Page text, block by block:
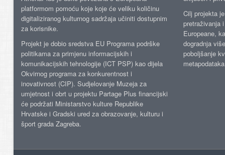
platformom pomoću koje koje će veliku količinu
digitaliziranog kulturnog sadržaja učiniti dostupnim
za korisnike.
Projekt je dobio sredstva EU Programa podrške
politikama za primjenu informacijskih i
komunikacijskih tehnologije (ICT PSP) kao dijela
Okvirnog programa za konkurentnost i
inovativnost (CIP). Sudjelovanje Muzeja za
umjetnost i obrt u projektu Partage Plus financijski
će podržati Ministarstvo kulture Republike
Hrvatske i Gradski ured za obrazovanje, kulturu i
šport grada Zagreba.
Cilj projekta
pretraživanja
Europeane,
dogradnja
poboljšanje